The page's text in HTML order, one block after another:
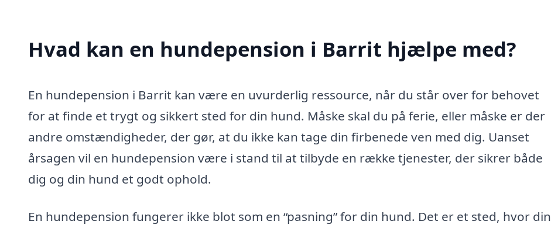
Hvad kan en hundepension i Barrit hjælpe med?
En hundepension i Barrit kan være en uvurderlig ressource, når du står over for behovet
for at finde et trygt og sikkert sted for din hund. Måske skal du på ferie, eller måske er der
andre omstændigheder, der gør, at du ikke kan tage din firbenede ven med dig. Uanset
årsagen vil en hundepension være i stand til at tilbyde en række tjenester, der sikrer både
dig og din hund et godt ophold.
En hundepension fungerer ikke blot som en “pasning” for din hund. Det er et sted, hvor din